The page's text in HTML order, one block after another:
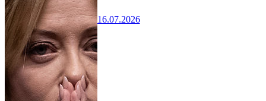
16.07.2026